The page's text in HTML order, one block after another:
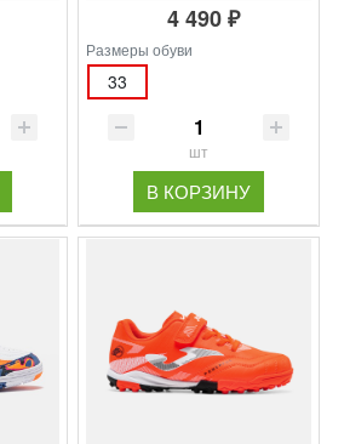
4 490 ₽
Размеры обуви
33
шт
В КОРЗИНУ